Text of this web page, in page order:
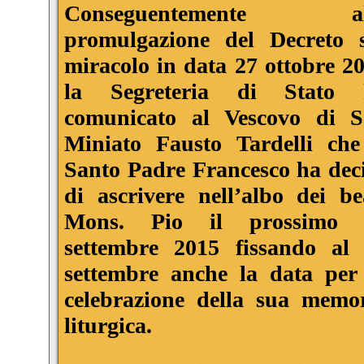
Conseguentemente
promulgazione del Decreto
miracolo in data 27 ottobre
la Segreteria di Stato
comunicato al Vescovo di
Miniato Fausto Tardelli
Santo Padre Francesco ha
di ascrivere nell’albo dei
Mons. Pio il prossimo
settembre 2015 fissando al
settembre anche la data
celebrazione della sua
liturgica.